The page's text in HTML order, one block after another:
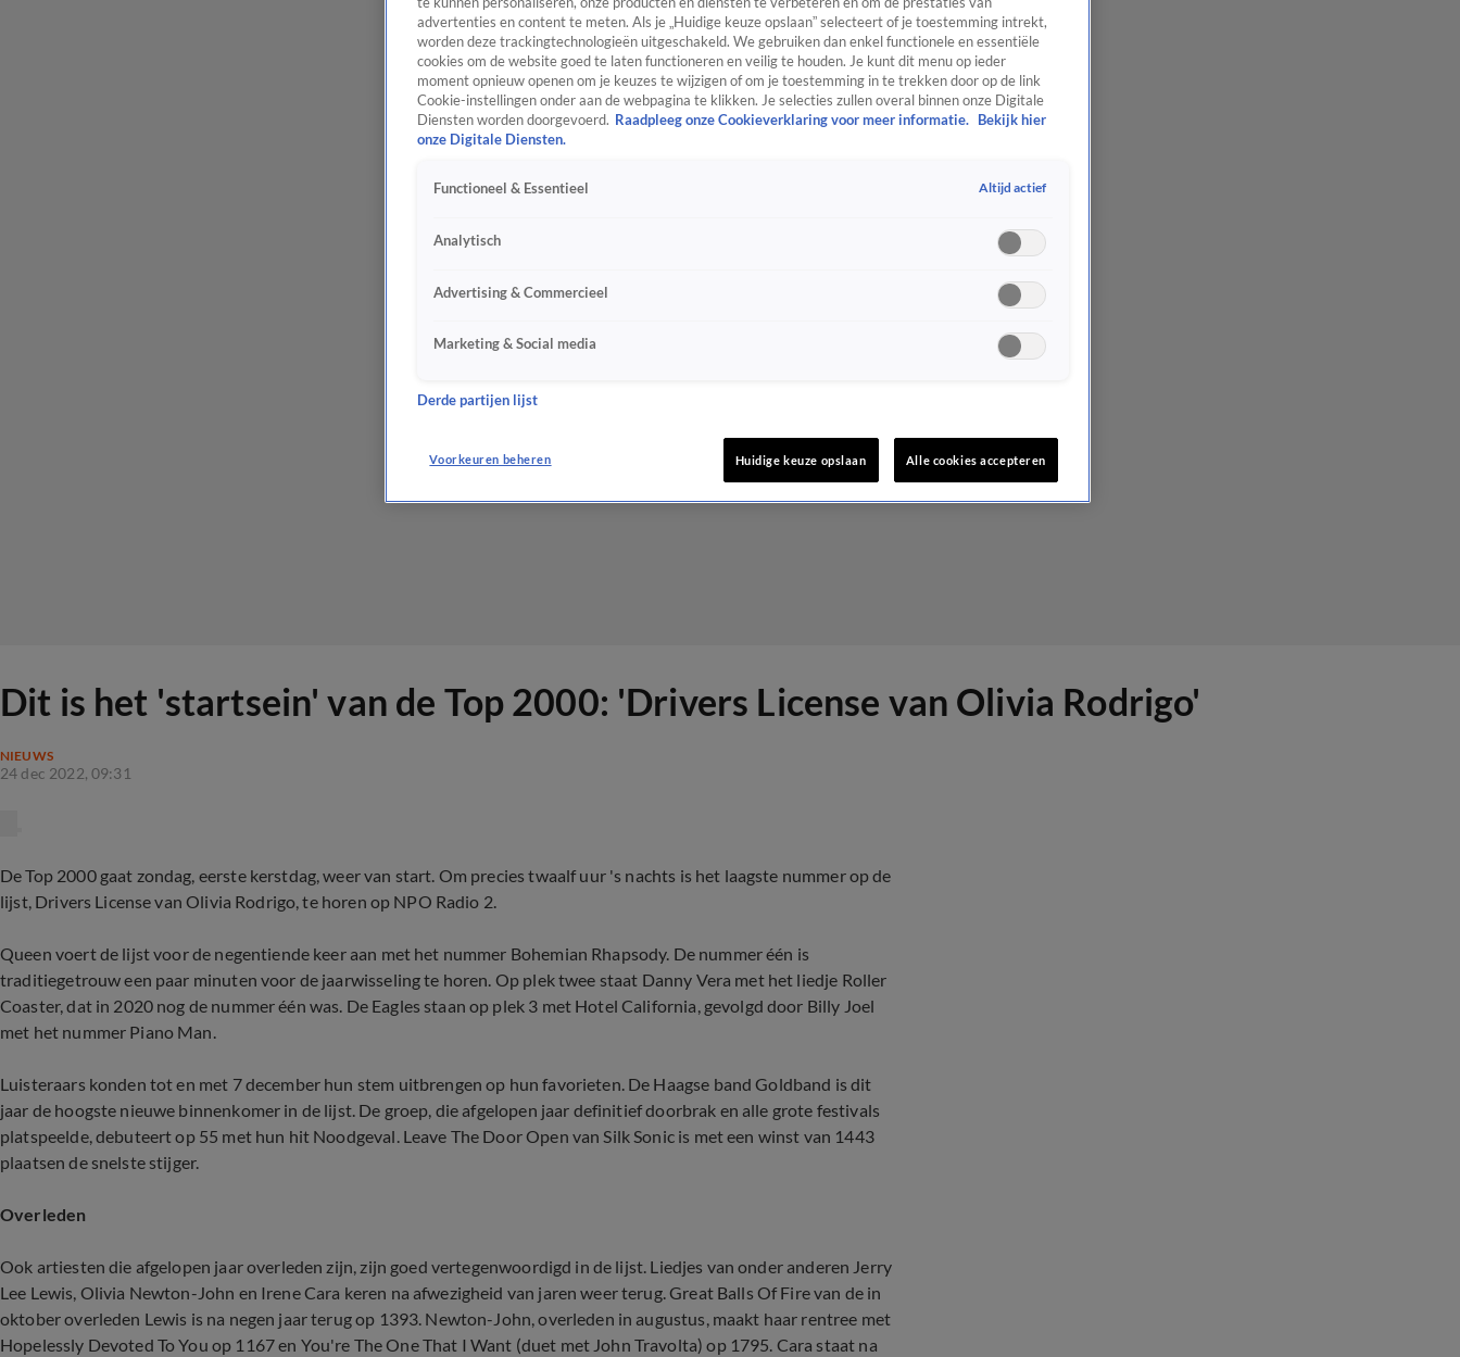
Dit is het 'startsein' van de Top 2000: 'Drivers License van Olivia Rodrigo'
NIEUWS
24 dec 2022, 09:31
De Top 2000 gaat zondag, eerste kerstdag, weer van start. Om precies twaalf uur 's nachts is het laagste nummer op de
lijst, Drivers License van Olivia Rodrigo, te horen op NPO Radio 2.
Queen voert de lijst voor de negentiende keer aan met het nummer Bohemian Rhapsody. De nummer één is
traditiegetrouw een paar minuten voor de jaarwisseling te horen. Op plek twee staat Danny Vera met het liedje Roller
Coaster, dat in 2020 nog de nummer één was. De Eagles staan op plek 3 met Hotel California, gevolgd door Billy Joel
met het nummer Piano Man.
Luisteraars konden tot en met 7 december hun stem uitbrengen op hun favorieten. De Haagse band Goldband is dit
jaar de hoogste nieuwe binnenkomer in de lijst. De groep, die afgelopen jaar definitief doorbrak en alle grote festivals
platspeelde, debuteert op 55 met hun hit Noodgeval. Leave The Door Open van Silk Sonic is met een winst van 1443
plaatsen de snelste stijger.
Overleden
Ook artiesten die afgelopen jaar overleden zijn, zijn goed vertegenwoordigd in de lijst. Liedjes van onder anderen Jerry
Lee Lewis, Olivia Newton-John en Irene Cara keren na afwezigheid van jaren weer terug. Great Balls Of Fire van de in
oktober overleden Lewis is na negen jaar terug op 1393. Newton-John, overleden in augustus, maakt haar rentree met
Hopelessly Devoted To You op 1167 en You're The One That I Want (duet met John Travolta) op 1795. Cara staat na
advertenties en content te meten. Als je „Huidige keuze opslaan” selecteert of je toestemming intrekt,
worden deze trackingtechnologieën uitgeschakeld. We gebruiken dan enkel functionele en essentiële
cookies om de website goed te laten functioneren en veilig te houden. Je kunt dit menu op ieder
moment opnieuw openen om je keuzes te wijzigen of om je toestemming in te trekken door op de link
Cookie-instellingen onder aan de webpagina te klikken. Je selecties zullen overal binnen onze Digitale
Diensten worden doorgevoerd. Raadpleeg onze Cookieverklaring voor meer informatie.
Bekijk hier
onze Digitale Diensten.
Functioneel & Essentieel Altijd actief
Analytisch
Advertising & Commercieel
Marketing & Social media
Derde partijen lijst
Voorkeuren beheren Huidige keuze opslaan Alle cookies accepteren